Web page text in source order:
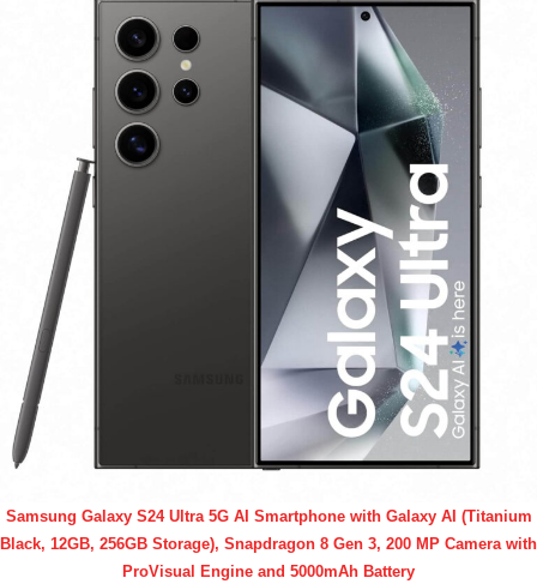
Samsung Galaxy S24 Ultra 5G AI Smartphone with Galaxy AI (Titanium
Black, 12GB, 256GB Storage), Snapdragon 8 Gen 3, 200 MP Camera with
ProVisual Engine and 5000mAh Battery